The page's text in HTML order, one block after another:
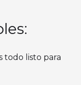
todo listo para